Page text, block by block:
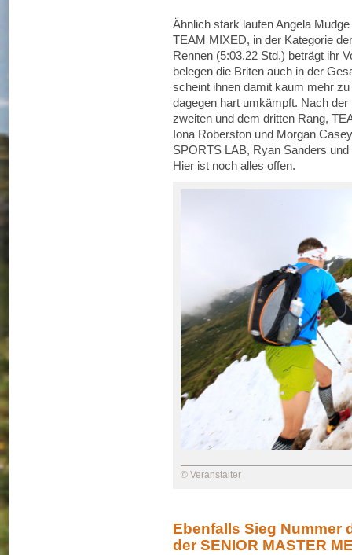
Ähnlich stark laufen Angela
TEAM MIXED, in der Kategorie
Rennen (5:03.22 Std.) beträgt ihr
belegen die Briten auch in der
scheint ihnen damit kaum mehr
dagegen hart umkämpft. Nach
zweiten und dem dritten Rang,
Iona Roberston und Morgan
SPORTS LAB, Ryan Sanders
Hier ist noch alles offen.
© Veranstalter
Ebenfalls Sieg Nummer
der SENIOR MASTER